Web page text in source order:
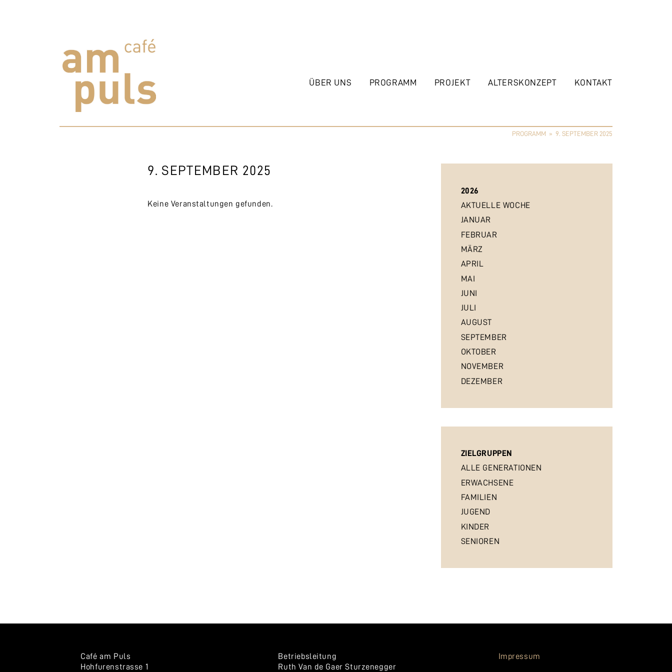
ÜBER UNS PROGRAMM PROJEKT ALTERSKONZEPT KONTAKT
PROGRAMM » 9. SEPTEMBER 2025
9. SEPTEMBER 2025
Keine Veranstaltungen gefunden.
2026
AKTUELLE WOCHE
JANUAR
FEBRUAR
MÄRZ
APRIL
MAI
JUNI
JULI
AUGUST
SEPTEMBER
OKTOBER
NOVEMBER
DEZEMBER
ZIELGRUPPEN
ALLE GENERATIONEN
ERWACHSENE
FAMILIEN
JUGEND
KINDER
SENIOREN
Café am Puls
Hohfurenstrasse 1
Betriebsleitung
Ruth Van de Gaer Sturzenegger
Impressum